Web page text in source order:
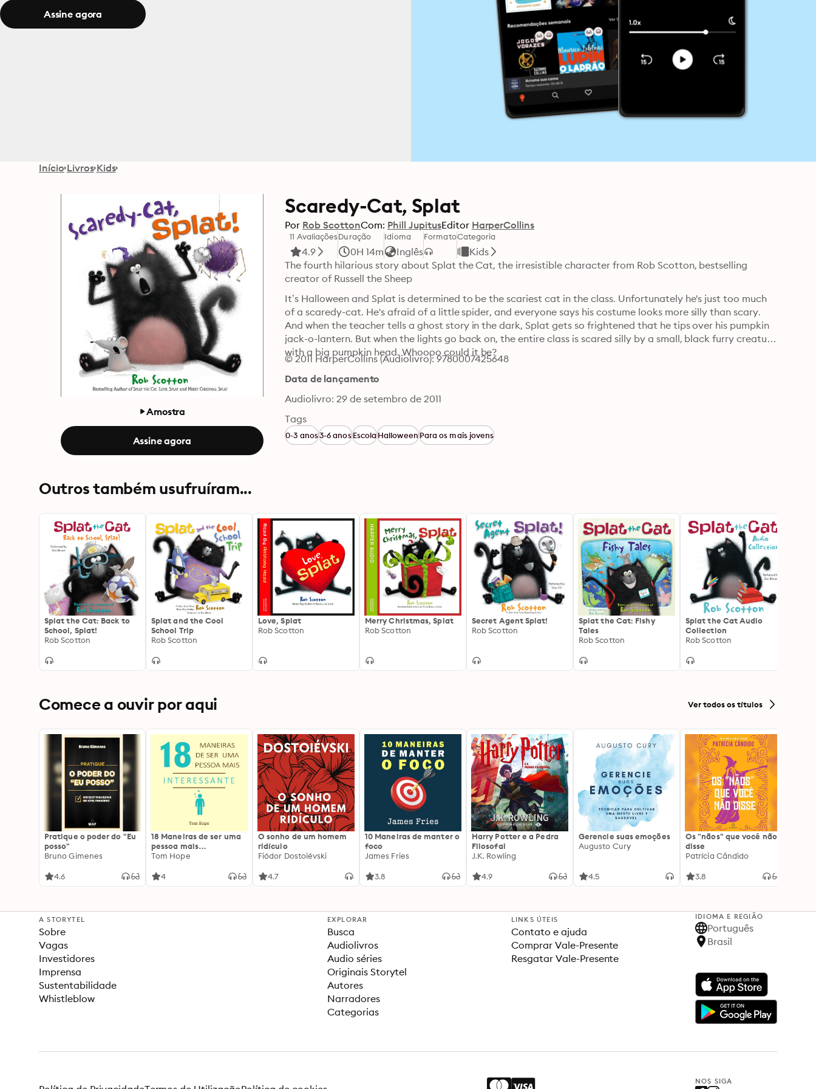
Assine agora
Início Livros Kids
Amostra
Assine agora
Scaredy-Cat, Splat
Por Rob ScottonCom: Phill JupitusEditor HarperCollins
11 Avaliações
4.9
Duração
0H 14m
Idioma
Inglês
FormatoCategoria
Kids
The fourth hilarious story about Splat the Cat, the irresistible character from Rob Scotton, bestselling
creator of Russell the Sheep
It’s Halloween and Splat is determined to be the scariest cat in the class. Unfortunately he's just too much
of a scaredy-cat. He's afraid of a little spider, and everyone says his costume looks more silly than scary.
And when the teacher tells a ghost story in the dark, Splat gets so frightened that he tips over his pumpkin
jack-o-lantern. But when the lights go back on, the entire class is scared silly by a small, black furry creature
with a big pumpkin head. Whoooo could it be?
© 2011 HarperCollins (Audiolivro): 9780007425648
Data de lançamento
Audiolivro: 29 de setembro de 2011
Tags
0-3 anos3-6 anosEscolaHalloweenPara os mais jovens
Outros também usufruíram...
Splat the Cat: Back to
School, Splat!
Rob Scotton
Splat and the Cool
School Trip
Rob Scotton
Love, Splat
Rob Scotton
Merry Christmas, Splat
Rob Scotton
Secret Agent Splat!
Rob Scotton
Splat the Cat: Fishy
Tales
Rob Scotton
Splat the Cat Audio
Collection
Rob Scotton
Comece a ouvir por aqui Ver todos os títulos
Pratique o poder do "Eu
posso"
Bruno Gimenes
4.6
18 Maneiras de ser uma
pessoa mais
interessante
Tom Hope
4
O sonho de um homem
ridículo
Fiódor Dostoiévski
4.7
10 Maneiras de manter o
foco
James Fries
3.8
Harry Potter e a Pedra
Filosofal
J.K. Rowling
4.9
Gerencie suas emoções
Augusto Cury
4.5
Os "nãos" que você não
disse
Patrícia Cândido
3.8
A STORYTEL
Sobre
Vagas
Investidores
Imprensa
Sustentabilidade
Whistleblow
EXPLORAR
Busca
Audiolivros
Audio séries
Originais Storytel
Autores
Narradores
Categorias
LINKS ÚTEIS
Contato e ajuda
Comprar Vale-Presente
Resgatar Vale-Presente
IDIOMA E REGIÃO
Português
Brasil
NOS SIGA